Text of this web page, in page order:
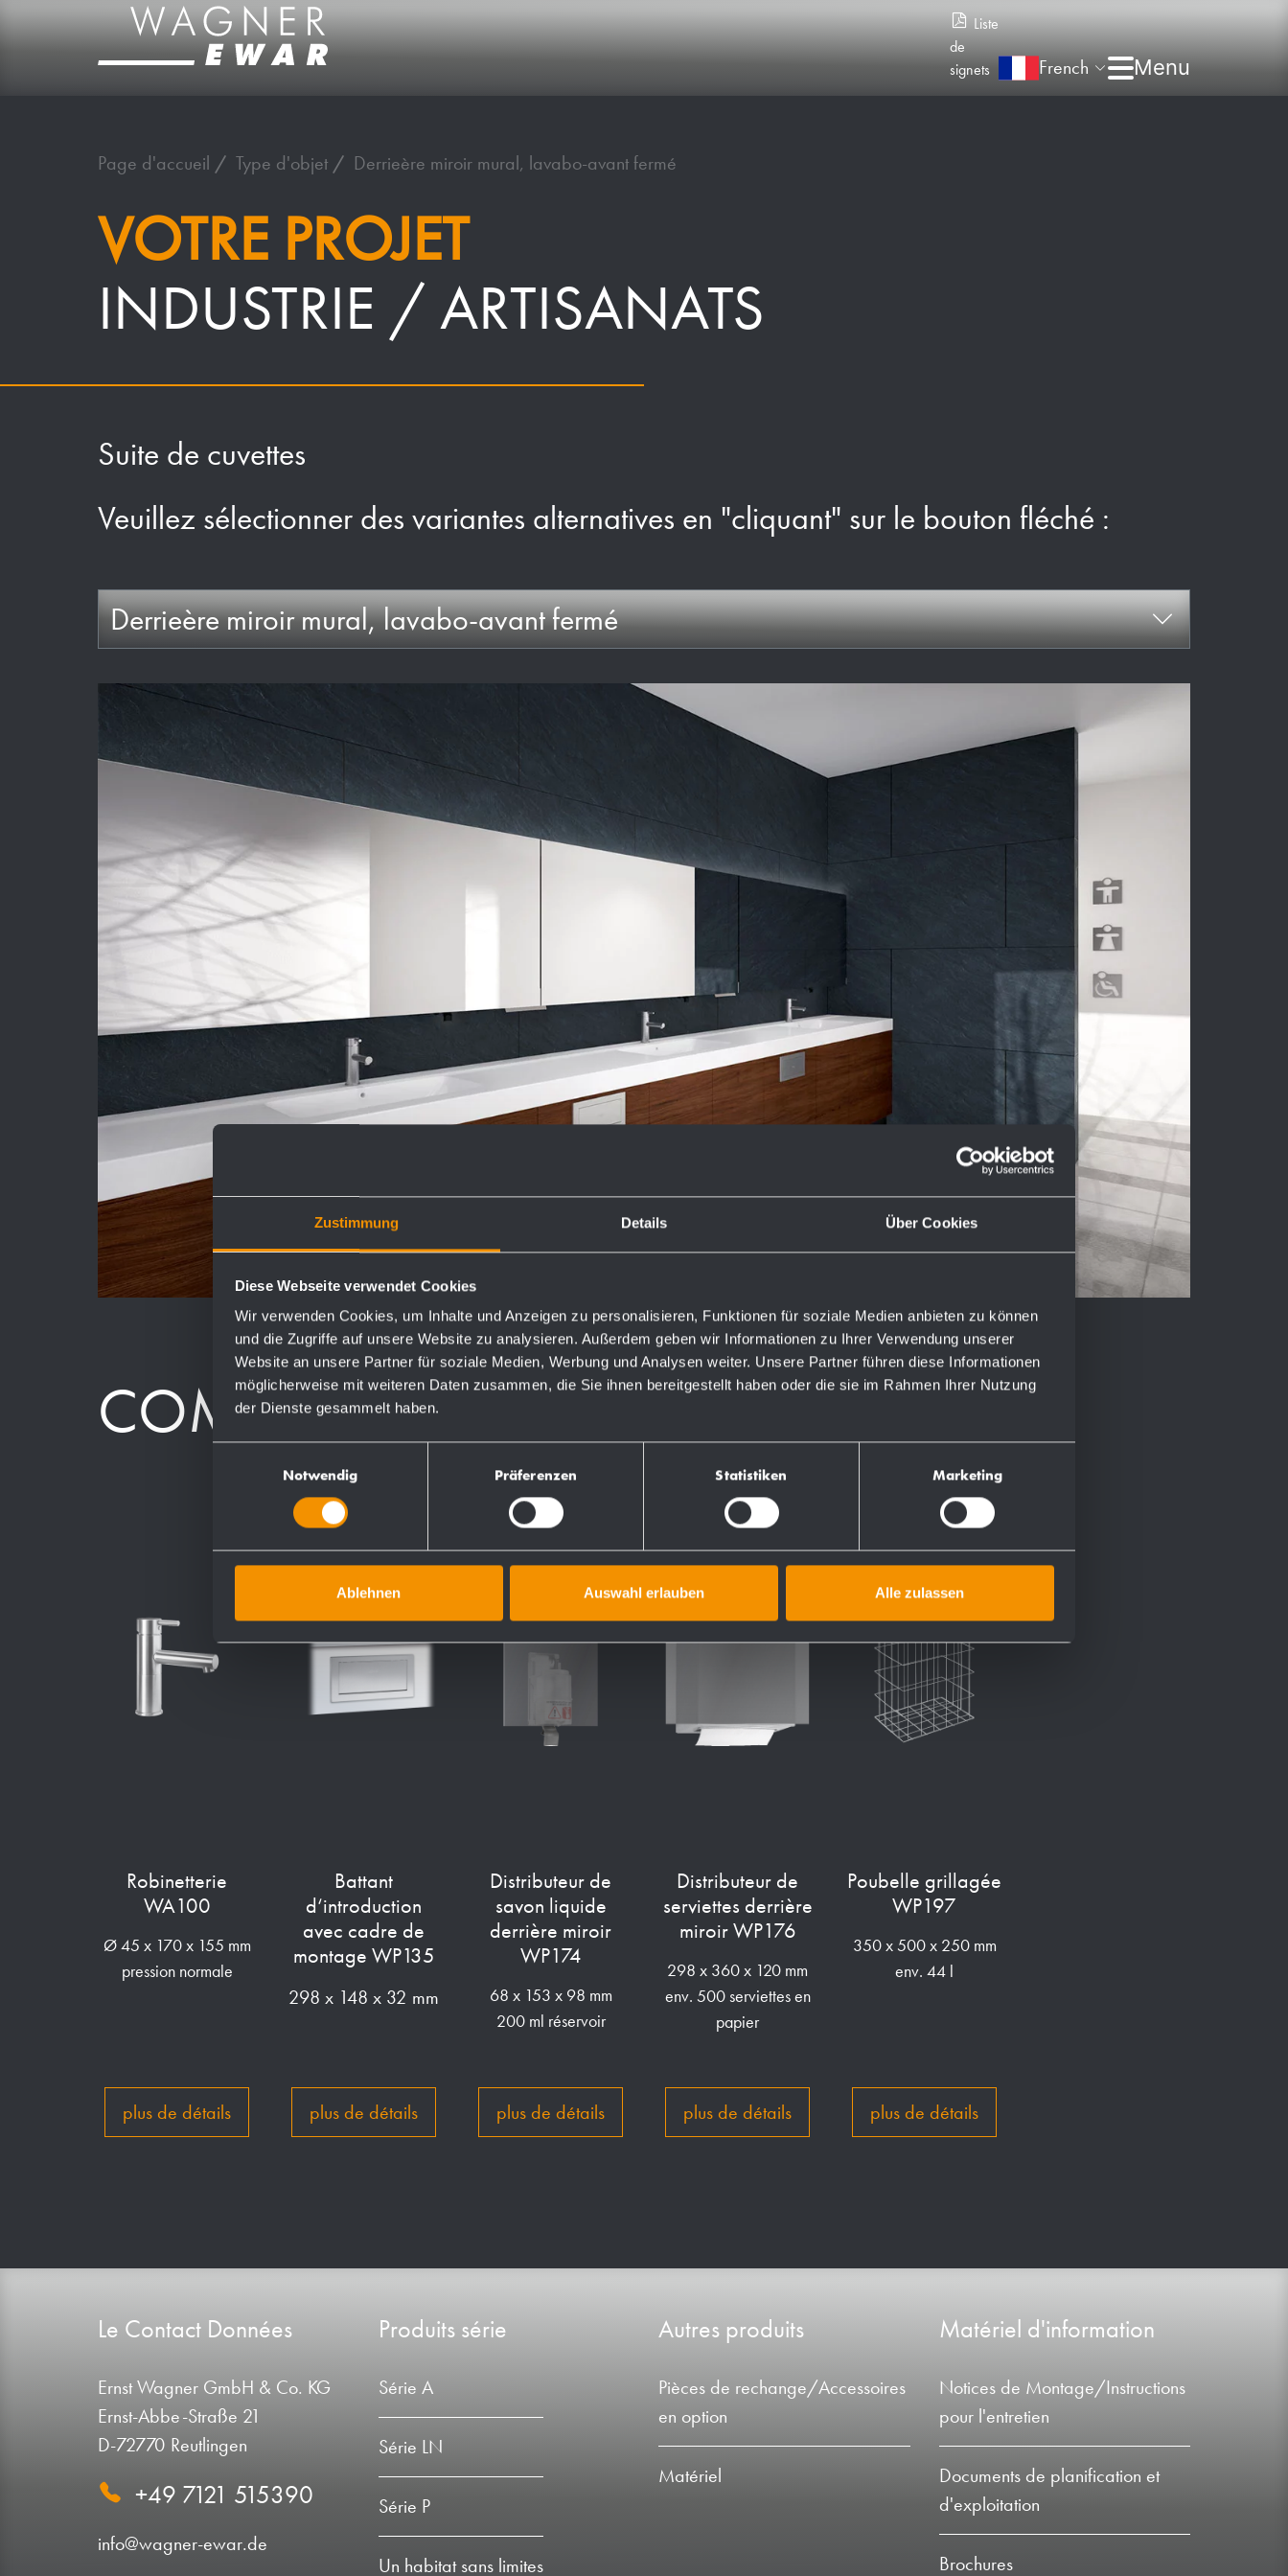
Zustimmung Details Über Cookies
Diese Webseite verwendet Cookies
Wir verwenden Cookies, um Inhalte und Anzeigen zu personalisieren, Funktionen für soziale Medien anbieten zu können
und die Zugriffe auf unsere Website zu analysieren. Außerdem geben wir Informationen zu Ihrer Verwendung unserer
Website an unsere Partner für soziale Medien, Werbung und Analysen weiter. Unsere Partner führen diese Informationen
möglicherweise mit weiteren Daten zusammen, die Sie ihnen bereitgestellt haben oder die sie im Rahmen Ihrer Nutzung
der Dienste gesammelt haben.
Notwendig Präferenzen Statistiken Marketing
Ablehnen Auswahl erlauben Alle zulassen
Liste
de
signets
French
Page d'accueil Type d'objet Derrieère miroir mural, lavabo-avant fermé
VOTRE PROJET
INDUSTRIE / ARTISANATS
Suite de cuvettes
Veuillez sélectionner des variantes alternatives en "cliquant" sur le bouton fléché :
Derrieère miroir mural, lavabo-avant fermé
COMPOSANTS
Robinetterie
WA100
Ø 45 x 170 x 155 mm
pression normale
plus de détails
Battant
d‘introduction
avec cadre de
montage WP135
298 x 148 x 32 mm
plus de détails
Distributeur de
savon liquide
derrière miroir
WP174
68 x 153 x 98 mm
200 ml réservoir
plus de détails
Distributeur de
serviettes derrière
miroir WP176
298 x 360 x 120 mm
env. 500 serviettes en
papier
plus de détails
Poubelle grillagée
WP197
350 x 500 x 250 mm
env. 44 l
plus de détails
Le Contact Données
Ernst Wagner GmbH & Co. KG
Ernst-Abbe-Straße 21
D-72770 Reutlingen
+49 7121 515390
info@wagner-ewar.de
Produits série
Série A
Série LN
Série P
Un habitat sans limites
Autres produits
Pièces de rechange/Accessoires
en option
Matériel
Matériel d'information
Notices de Montage/Instructions
pour l'entretien
Documents de planification et
d'exploitation
Brochures